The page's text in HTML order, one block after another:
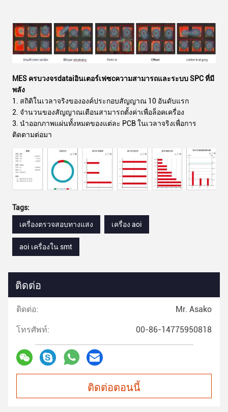
MES ครบวงจรdataiอินเตอร์เฟซcความสามารถและระบบ SPC ที่มี
พลัง
1. สถิติในเวลาจริงขององค์ประกอบสัญญาณ 10 อันดับแรก
2. จํานวนของสัญญาณเตือนสามารถตั้งค่าเพื่อล็อคเครื่อง
3. นําออกภาพแผ่นทั้งหมดของแต่ละ PCB ในเวลาจริงเพื่อการ
ติดตามต่อมา
Tags:
เครื่องตรวจสอบทางแสง เครื่อง aoi
aoi เครื่องใน smt
ติดต่อ
ติดต่อ: Mr. Asako
โทรศัพท์: 00-86-14775950818
ติดต่อตอนนี้